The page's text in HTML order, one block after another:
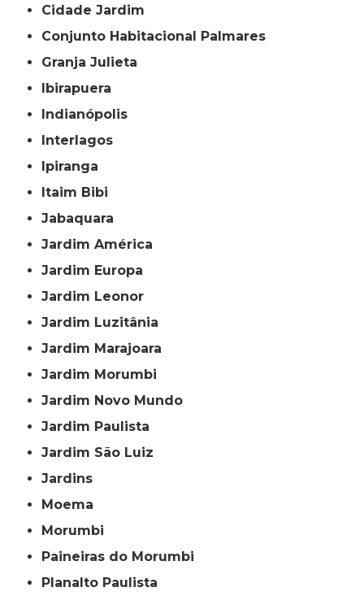
Cidade Jardim
Conjunto Habitacional Palmares
Granja Julieta
Ibirapuera
Indianópolis
Interlagos
Ipiranga
Itaim Bibi
Jabaquara
Jardim América
Jardim Europa
Jardim Leonor
Jardim Luzitânia
Jardim Marajoara
Jardim Morumbi
Jardim Novo Mundo
Jardim Paulista
Jardim São Luiz
Jardins
Moema
Morumbi
Paineiras do Morumbi
Planalto Paulista